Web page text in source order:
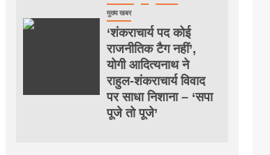
मुख्य खबर
‘शंकराचार्य पद कोई
राजनीतिक टैग नहीं’,
योगी आदित्यनाथ ने
राहुल-शंकराचार्य विवाद
पर साधा निशाना – ‘सपा
पूजे तो पूजे’